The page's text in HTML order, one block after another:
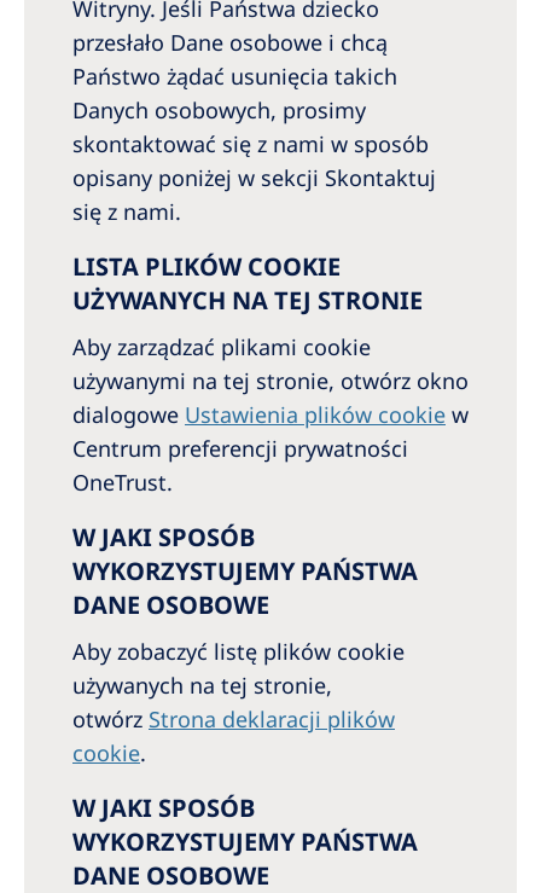
Witryny. Jeśli Państwa dziecko
przesłało Dane osobowe i chcą
Państwo żądać usunięcia takich
Danych osobowych, prosimy
skontaktować się z nami w sposób
opisany poniżej w sekcji Skontaktuj
się z nami.
LISTA PLIKÓW COOKIE
UŻYWANYCH NA TEJ STRONIE
Aby zarządzać plikami cookie
używanymi na tej stronie, otwórz okno
dialogowe Ustawienia plików cookie w
Centrum preferencji prywatności
OneTrust.
W JAKI SPOSÓB
WYKORZYSTUJEMY PAŃSTWA
DANE OSOBOWE
Aby zobaczyć listę plików cookie
używanych na tej stronie,
otwórz Strona deklaracji plików
cookie.
W JAKI SPOSÓB
WYKORZYSTUJEMY PAŃSTWA
DANE OSOBOWE